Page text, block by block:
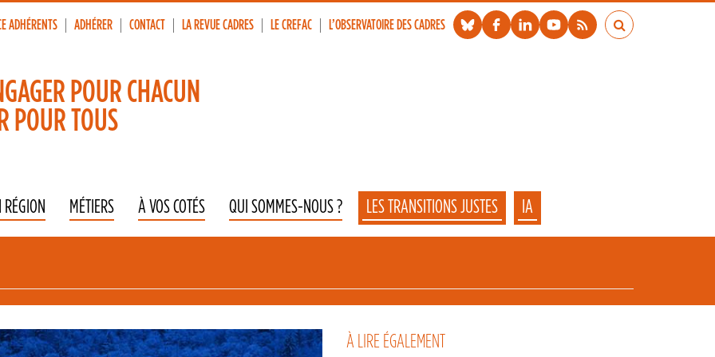
ADHÉRENTS ADHÉRER CONTACT LA REVUE CADRES LE CREFAC L’OBSERVATOIRE DES CADRES
POUR CHACUN
POUR TOUS
RÉGION MÉTIERS À VOS COTÉS QUI SOMMES-NOUS ? LES TRANSITIONS JUSTES IA
À LIRE ÉGALEMENT